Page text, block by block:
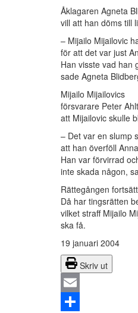
Åklagaren Agneta
vill att han döms till
– Mijailo Mijailovic
för att det var just
Han visste vad han
sade Agneta
Mijailo Mijailovics
försvarare Peter
att Mijailovic skulle
– Det var en slump
att han överföll
Han var förvirrad
inte skada någon,
Rättegången
Då har tingsrätten
vilket straff Mijailo
ska få.
19 januari 2004
Skriv ut
Email